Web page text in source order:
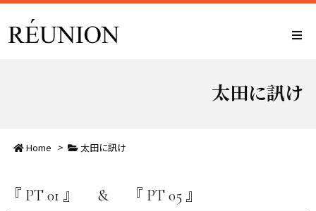
太田に訊け
Home > 太田に訊け
『 PT 01 』 & 『 PT 05 』